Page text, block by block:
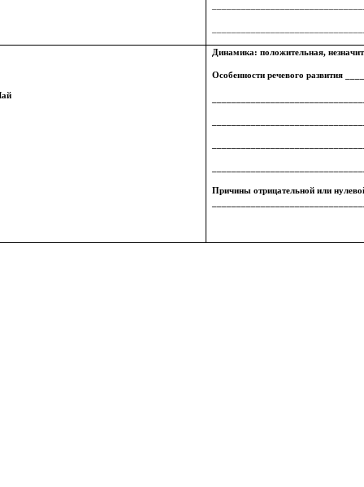
Динамика: положительная,
Особенности речевого развития
Причины отрицательной или